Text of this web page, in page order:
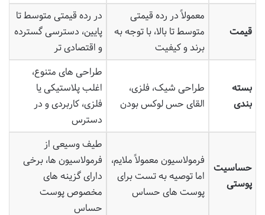
قیمت
معمولاً در رده قیمتی
متوسط تا بالا، با توجه به
برند و کیفیت
در رده قیمتی متوسط تا
پایین، دسترسی گسترده
و اقتصادی تر
بسته
بندی
طراحی شیک، فلزی،
القای حس لوکس بودن
طراحی های متنوع،
اغلب پلاستیکی یا
فلزی، کاربردی و در
دسترس
حساسیت
پوستی
فرمولاسیون معمولاً ملایم،
اما توصیه به تست برای
پوست های حساس
طیف وسیعی از
فرمولاسیون ها، برخی
دارای گزینه های
مخصوص پوست
حساس